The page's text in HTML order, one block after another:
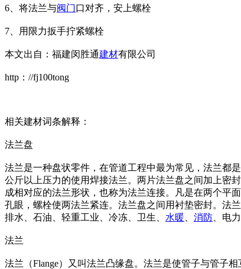
6、将法兰与阀门口对齐，安上螺栓
7、用限力扳手拧紧螺栓
本文出自：福建闵胜通建材有限公司
http：//fj100tong
相关建材词条解释：
法兰盘
法兰是一种盘状零件，在管道工程中最为常见，法兰都
公斤以上压力的使用焊接法兰。两片法兰盘之间加上密
成相对应的法兰形状，也称为法兰连接。凡是在两个平
孔眼，螺栓使两法兰紧连。法兰盘之间用衬垫密封。法
排水、石油、轻重工业、冷冻、卫生、 水暖 消防 、电
法兰
法兰（Flange）又叫法兰凸缘盘。法兰是使管子与管子